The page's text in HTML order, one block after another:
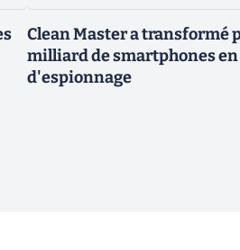
Clean Master a transformé
milliard de smartphones
d'espionnage